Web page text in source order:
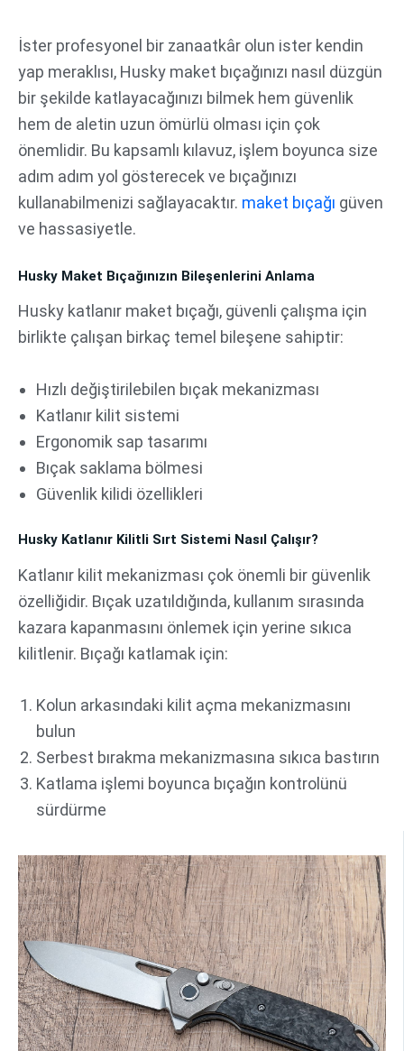
atlaİster profesyonel bir zanaatkâr olun ister kendin
yap meraklısı, Husky maket bıçağınızı nasıl düzgün
bir şekilde katlayacağınızı bilmek hem güvenlik
hem de aletin uzun ömürlü olması için çok
önemlidir. Bu kapsamlı kılavuz, işlem boyunca size
adım adım yol gösterecek ve bıçağınızı
kullanabilmenizi sağlayacaktır. maket bıçağı güven
ve hassasiyetle.
Husky Maket Bıçağınızın Bileşenlerini Anlama
Husky katlanır maket bıçağı, güvenli çalışma için
birlikte çalışan birkaç temel bileşene sahiptir:
Hızlı değiştirilebilen bıçak mekanizması
Katlanır kilit sistemi
Ergonomik sap tasarımı
Bıçak saklama bölmesi
Güvenlik kilidi özellikleri
Husky Katlanır Kilitli Sırt Sistemi Nasıl Çalışır?
Katlanır kilit mekanizması çok önemli bir güvenlik
özelliğidir. Bıçak uzatıldığında, kullanım sırasında
kazara kapanmasını önlemek için yerine sıkıca
kilitlenir. Bıçağı katlamak için:
Kolun arkasındaki kilit açma mekanizmasını
bulun
Serbest bırakma mekanizmasına sıkıca bastırın
Katlama işlemi boyunca bıçağın kontrolünü
sürdürme